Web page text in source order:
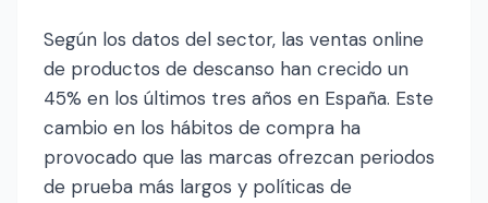
Según los datos del sector, las ventas online
de productos de descanso han crecido un
45% en los últimos tres años en España. Este
cambio en los hábitos de compra ha
provocado que las marcas ofrezcan periodos
de prueba más largos y políticas de